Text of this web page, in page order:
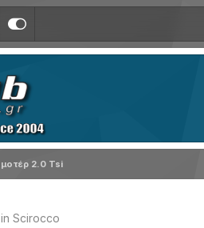
μοτέρ 2.0 Tsi
in Scirocco